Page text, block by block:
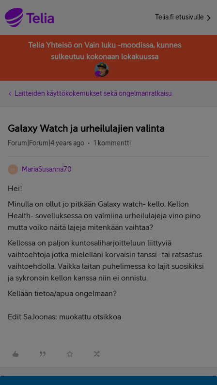
Telia.fi etusivulle
Telia Yhteisö on Vain luku -moodissa, kunnes
sulkeutuu kokonaan lokakuussa
Laitteiden käyttökokemukset sekä ongelmanratkaisu
Galaxy Watch ja urheilulajien valinta
Forum|Forum|4 years ago 1 kommentti
M MariaSusanna70
Hei!
Minulla on ollut jo pitkään Galaxy watch- kello. Kellon
Health- sovelluksessa on valmiina urheilulajeja vino pino
mutta voiko näitä lajeja mitenkään vaihtaa?
Kellossa on paljon kuntosaliharjoitteluun liittyviä
vaihtoehtoja jotka mielelläni korvaisin tanssi- tai ratsastus
vaihtoehdolla. Vaikka laitan puhelimessa ko lajit suosikiksi
ja sykronoin kellon kanssa niin ei onnistu.
Kellään tietoa/apua ongelmaan?
Edit SaJoonas: muokattu otsikkoa